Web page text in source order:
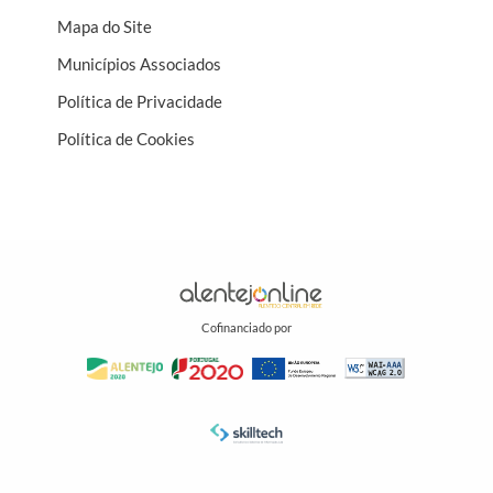
Mapa do Site
Municípios Associados
Política de Privacidade
Política de Cookies
Cofinanciado por